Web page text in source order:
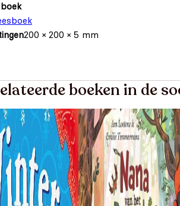
200 × 200 × 5 mm
boeken in de